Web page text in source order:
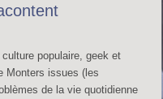
populaire, geek et
Monters issues (les
de la vie quotidienne